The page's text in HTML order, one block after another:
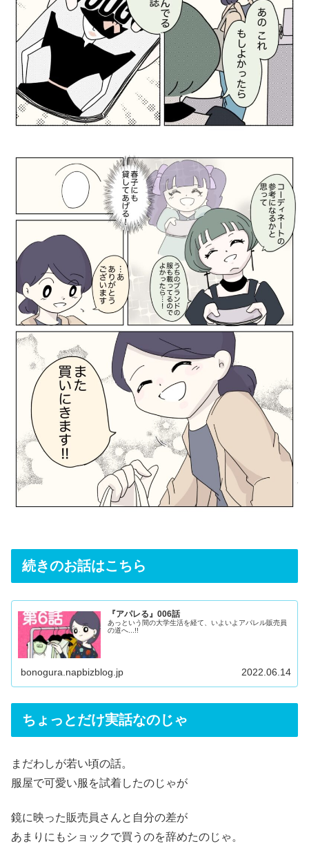
続きのお話はこちら
『アパレる』006話
あっという間の大学生活を経て、いよいよアパレル販売員
の道へ...!!
bonogura.napbizblog.jp 2022.06.14
ちょっとだけ実話なのじゃ
まだわしが若い頃の話。
服屋で可愛い服を試着したのじゃが
鏡に映った販売員さんと自分の差が
あまりにもショックで買うのを辞めたのじゃ。